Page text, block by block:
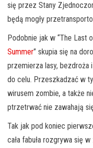
się przez Stany
będą mogły
Podobnie jak w “The Last
Summer” skupia się na
przemierza lasy,
do celu. Przeszkadzać w
wirusem zombie, a także
ptrzetrwać nie zawahają
Tak jak pod koniec
cała fabuła rozgrywa się